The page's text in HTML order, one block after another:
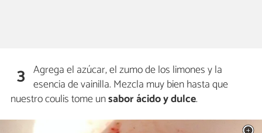
3 Agrega el azúcar, el zumo de los limones y la
esencia de vainilla. Mezcla muy bien hasta que
nuestro coulis tome unsabor ácido y dulce.